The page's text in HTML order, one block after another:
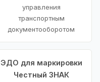
управления
транспортным
документооборотом
ЭДО для маркировки
Честный ЗНАК